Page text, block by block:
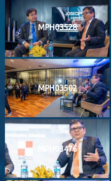
MPH03528
MPH03502
MPH03476